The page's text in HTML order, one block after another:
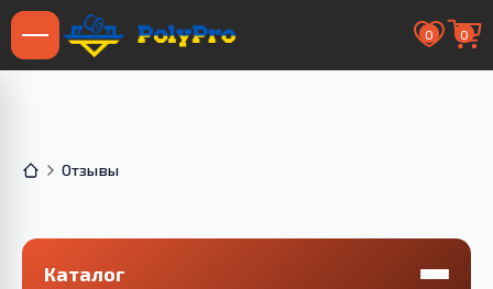
0 0
Отзывы
Каталог